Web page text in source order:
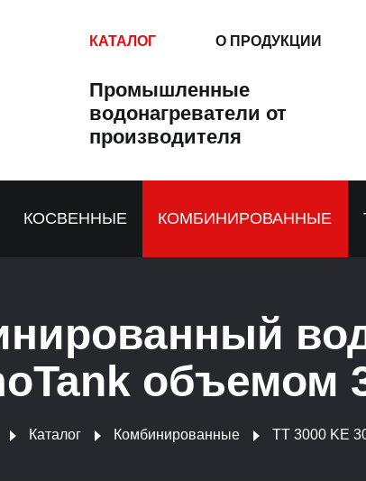
КАТАЛОГ О ПРОДУКЦИИ
Промышленные
водонагреватели от
производителя
КОСВЕННЫЕ КОМБИНИРОВАННЫЕ
объемом
Каталог Комбинированные ТТ 3000 KE